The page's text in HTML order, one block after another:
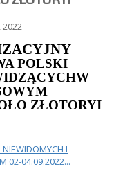
POLSKI
ZŁOTORYI
I
02-04.09.2022...